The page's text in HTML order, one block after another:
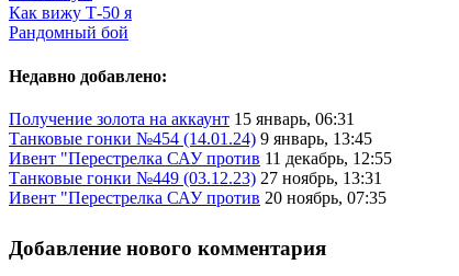
Как вижу Т-50 я
Рандомный бой
Недавно добавлено:
Получение золота на аккаунт 15 январь, 06:31
Танковые гонки №454 (14.01.24) 9 январь, 13:45
Ивент "Перестрелка САУ против 11 декабрь, 12:55
Танковые гонки №449 (03.12.23) 27 ноябрь, 13:31
Ивент "Перестрелка САУ против 20 ноябрь, 07:35
Добавление нового комментария